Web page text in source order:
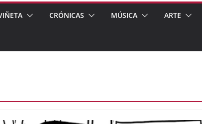
CRÓNICAS MÚSICA ARTE